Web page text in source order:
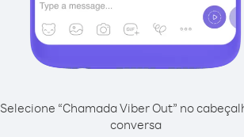
Selecione “Chamada Viber Out” no
conversa